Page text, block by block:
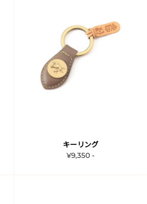
キーリング
¥9,350 -